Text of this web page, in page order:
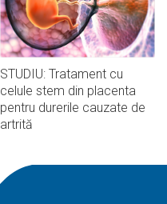
STUDIU: Tratament cu
celule stem din placenta
pentru durerile cauzate de
artrită